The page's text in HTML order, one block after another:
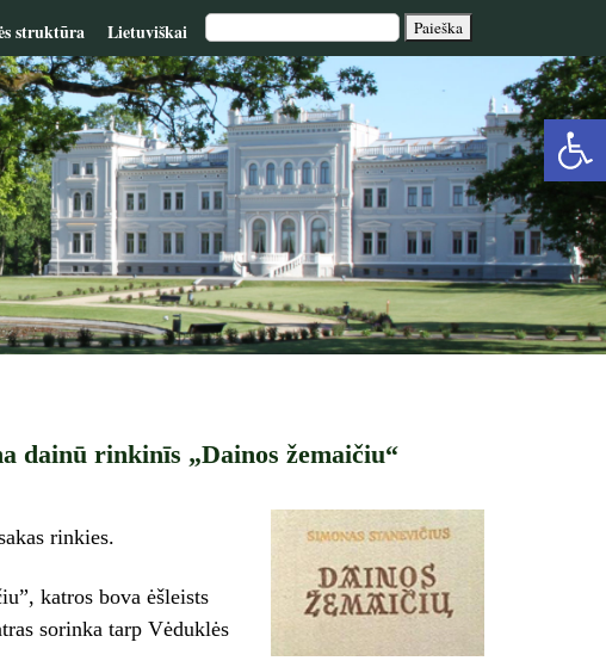
struktūra Lietuviškai
dainū rinkinīs „Dainos žemaičiu“
rinkies.
katros bova ėšleists
sorinka tarp Vėduklės